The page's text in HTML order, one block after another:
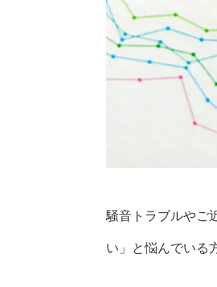
騒音トラブルやご
い」と悩んでいる